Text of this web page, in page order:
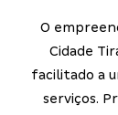
O
Cidade
facilitado a
serviços.